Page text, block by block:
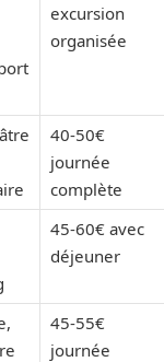
excursion
organisée
40-50€
journée
complète
45-60€ avec
déjeuner
45-55€
journée